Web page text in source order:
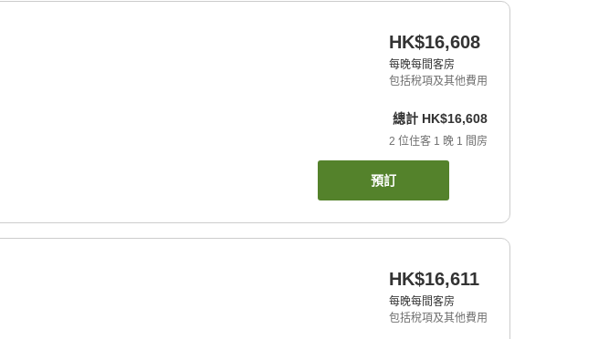
HK$16,608
每晚每間客房
包括稅項及其他費用
總計 HK$16,608
2 位住客 1 晚 1 間房
預訂
HK$16,611
每晚每間客房
包括稅項及其他費用